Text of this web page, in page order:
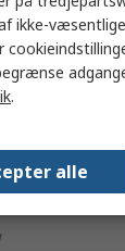
5,5 x 12 mm
ikke-
.
alle